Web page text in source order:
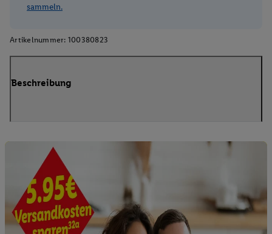
sammeln.
Artikelnummer: 100380823
Beschreibung